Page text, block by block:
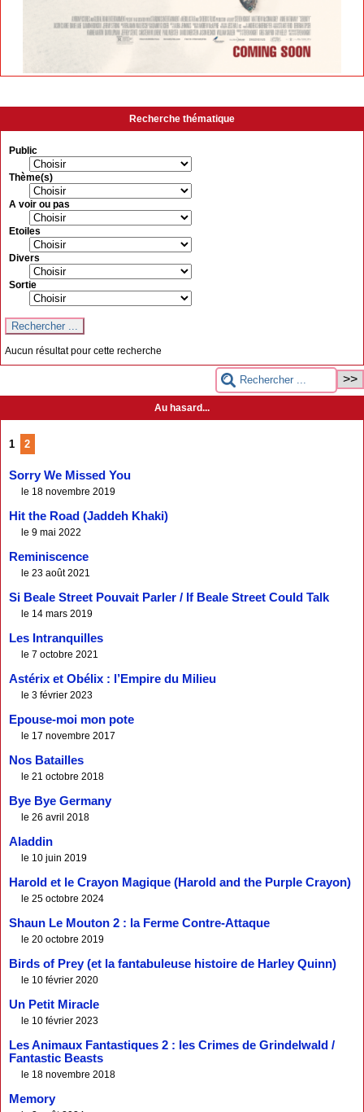
Recherche thématique
Public
Thème(s)
A voir ou pas
Etoiles
Divers
Sortie
Aucun résultat pour cette recherche
Au hasard...
1 2
Sorry We Missed You
le 18 novembre 2019
Hit the Road (Jaddeh Khaki)
le 9 mai 2022
Reminiscence
le 23 août 2021
Si Beale Street Pouvait Parler / If Beale Street Could Talk
le 14 mars 2019
Les Intranquilles
le 7 octobre 2021
Astérix et Obélix : l’Empire du Milieu
le 3 février 2023
Epouse-moi mon pote
le 17 novembre 2017
Nos Batailles
le 21 octobre 2018
Bye Bye Germany
le 26 avril 2018
Aladdin
le 10 juin 2019
Harold et le Crayon Magique (Harold and the Purple Crayon)
le 25 octobre 2024
Shaun Le Mouton 2 : la Ferme Contre-Attaque
le 20 octobre 2019
Birds of Prey (et la fantabuleuse histoire de Harley Quinn)
le 10 février 2020
Un Petit Miracle
le 10 février 2023
Les Animaux Fantastiques 2 : les Crimes de Grindelwald /
Fantastic Beasts
le 18 novembre 2018
Memory